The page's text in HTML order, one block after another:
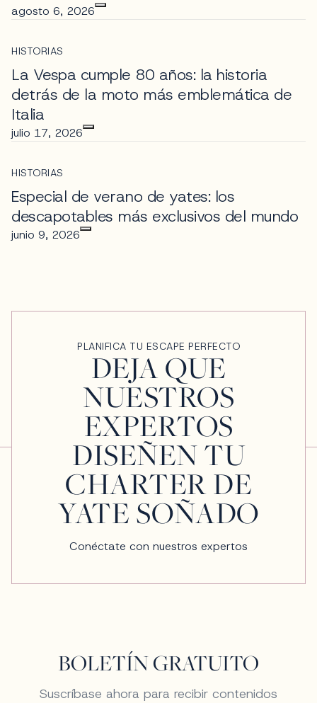
agosto 6, 2026
HISTORIAS
La Vespa cumple 80 años: la historia
detrás de la moto más emblemática de
Italia
julio 17, 2026
HISTORIAS
Especial de verano de yates: los
descapotables más exclusivos del mundo
junio 9, 2026
PLANIFICA TU ESCAPE PERFECTO
DEJA QUE
NUESTROS
EXPERTOS
DISEÑEN TU
CHARTER DE
YATE SOÑADO
Conéctate con nuestros expertos
BOLETÍN GRATUITO
Suscríbase ahora para recibir contenidos